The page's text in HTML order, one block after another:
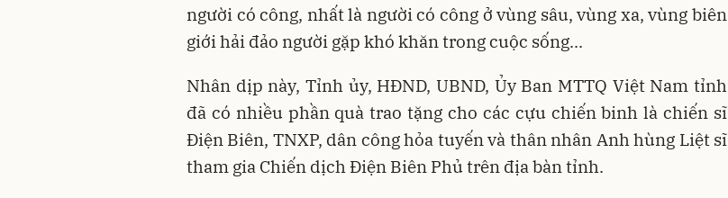
người có công, nhất là người có công ở vùng sâu, vùng xa, vùng biên
giới hải đảo người gặp khó khăn trong cuộc sống...
Nhân dịp này, Tỉnh ủy, HĐND, UBND, Ủy Ban MTTQ Việt Nam tỉnh
đã có nhiều phần quà trao tặng cho các cựu chiến binh là chiến sĩ
Điện Biên, TNXP, dân công hỏa tuyến và thân nhân Anh hùng Liệt sĩ
tham gia Chiến dịch Điện Biên Phủ trên địa bàn tỉnh.